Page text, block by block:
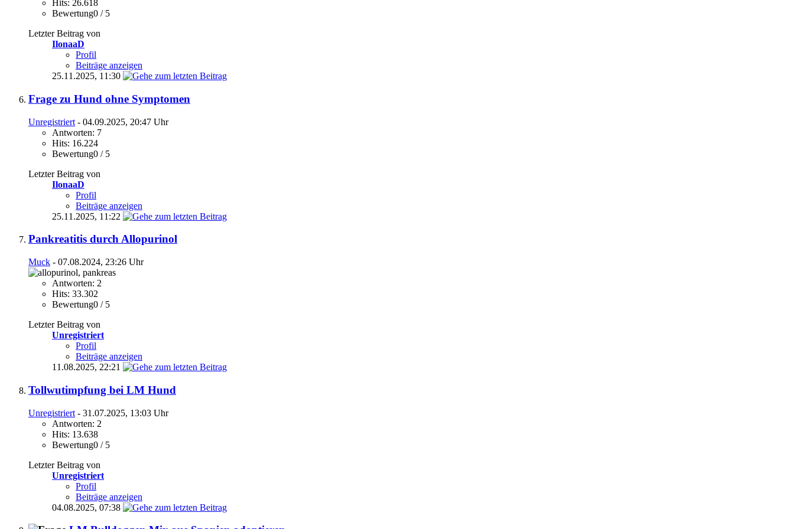
Hits: 26.618
Bewertung0 / 5
Letzter Beitrag von
IlonaaD
Profil
Beiträge anzeigen
25.11.2025, 11:30
Frage zu Hund ohne Symptomen
Unregistriert - 04.09.2025, 20:47 Uhr
Antworten: 7
Hits: 16.224
Bewertung0 / 5
Letzter Beitrag von
IlonaaD
Profil
Beiträge anzeigen
25.11.2025, 11:22
Pankreatitis durch Allopurinol
Muck - 07.08.2024, 23:26 Uhr
Antworten: 2
Hits: 33.302
Bewertung0 / 5
Letzter Beitrag von
Unregistriert
Profil
Beiträge anzeigen
11.08.2025, 22:21
Tollwutimpfung bei LM Hund
Unregistriert - 31.07.2025, 13:03 Uhr
Antworten: 2
Hits: 13.638
Bewertung0 / 5
Letzter Beitrag von
Unregistriert
Profil
Beiträge anzeigen
04.08.2025, 07:38